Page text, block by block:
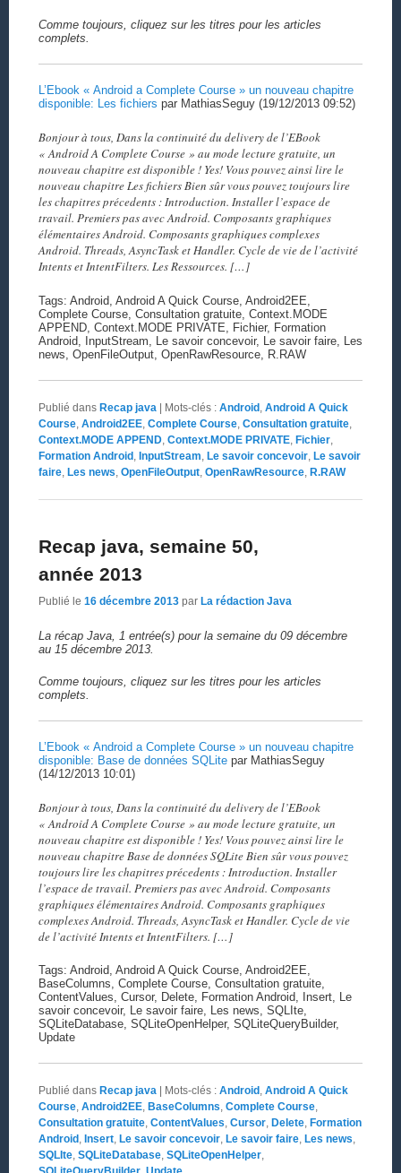
Comme toujours, cliquez sur les titres pour les articles
complets.
L’Ebook « Android a Complete Course » un nouveau chapitre
disponible: Les fichiers par MathiasSeguy (19/12/2013 09:52)
Bonjour à tous, Dans la continuité du delivery de l’EBook
« Android A Complete Course » au mode lecture gratuite, un
nouveau chapitre est disponible ! Yes! Vous pouvez ainsi lire le
nouveau chapitre Les fichiers Bien sûr vous pouvez toujours lire
les chapitres précedents : Introduction. Installer l’espace de
travail. Premiers pas avec Android. Composants graphiques
élémentaires Android. Composants graphiques complexes
Android. Threads, AsyncTask et Handler. Cycle de vie de l’activité
Intents et IntentFilters. Les Ressources. […]
Tags: Android, Android A Quick Course, Android2EE,
Complete Course, Consultation gratuite, Context.MODE
APPEND, Context.MODE PRIVATE, Fichier, Formation
Android, InputStream, Le savoir concevoir, Le savoir faire, Les
news, OpenFileOutput, OpenRawResource, R.RAW
Publié dans Recap java | Mots-clés : Android, Android A Quick
Course, Android2EE, Complete Course, Consultation gratuite,
Context.MODE APPEND, Context.MODE PRIVATE, Fichier,
Formation Android, InputStream, Le savoir concevoir, Le savoir
faire, Les news, OpenFileOutput, OpenRawResource, R.RAW
Recap java, semaine 50,
année 2013
Publié le 16 décembre 2013 par La rédaction Java
La récap Java, 1 entrée(s) pour la semaine du 09 décembre
au 15 décembre 2013.
Comme toujours, cliquez sur les titres pour les articles
complets.
L’Ebook « Android a Complete Course » un nouveau chapitre
disponible: Base de données SQLitepar MathiasSeguy
(14/12/2013 10:01)
Bonjour à tous, Dans la continuité du delivery de l’EBook
« Android A Complete Course » au mode lecture gratuite, un
nouveau chapitre est disponible ! Yes! Vous pouvez ainsi lire le
nouveau chapitre Base de données SQLite Bien sûr vous pouvez
toujours lire les chapitres précedents : Introduction. Installer
l’espace de travail. Premiers pas avec Android. Composants
graphiques élémentaires Android. Composants graphiques
complexes Android. Threads, AsyncTask et Handler. Cycle de vie
de l’activité Intents et IntentFilters. […]
Tags: Android, Android A Quick Course, Android2EE,
BaseColumns, Complete Course, Consultation gratuite,
ContentValues, Cursor, Delete, Formation Android, Insert, Le
savoir concevoir, Le savoir faire, Les news, SQLIte,
SQLiteDatabase, SQLiteOpenHelper, SQLiteQueryBuilder,
Update
Publié dans Recap java Mots-clés : Android , Android A Quick
Course, Android2EE, BaseColumns, Complete Course,
Consultation gratuite, ContentValues, Cursor, Delete, Formation
Android , Insert, Le savoir concevoir, Le savoir faire, Les news,
SQLIte, SQLiteDatabase, SQLiteOpenHelper,